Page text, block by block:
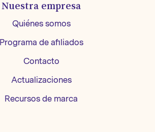
Nuestra empresa
Quiénes somos
Programa de afiliados
Contacto
Actualizaciones
Recursos de marca